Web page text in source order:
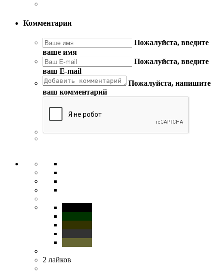
Комментарии
Пожалуйста, введите
ваше имя
Пожалуйста, введите
ваш E-mail
Пожалуйста, напишите
ваш комментарий
2 лайков